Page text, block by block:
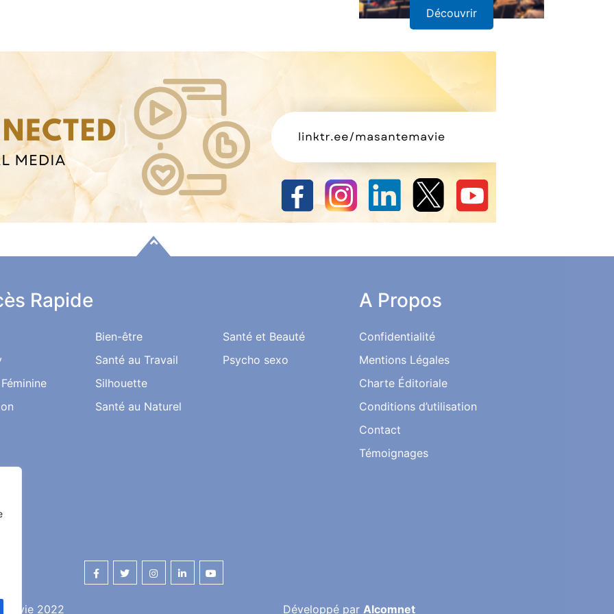
Découvrir
Rapide
Bien-être
Santé au Travail
Silhouette
Santé au Naturel
Santé et Beauté
Psycho sexo
A Propos
Confidentialité
Mentions Légales
Charte Éditoriale
Conditions d’utilisation
Contact
Témoignages
vie 2022 Développé par Alcomnet